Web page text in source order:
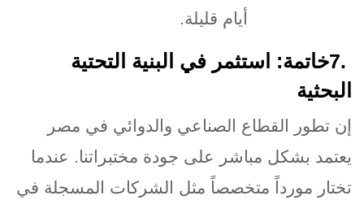
أيام قليلة.
7.خاتمة: استثمر في البنية التحتية
البحثية
إن تطور القطاع الصناعي والدوائي في مصر
يعتمد بشكل مباشر على جودة مختبراتنا. عندما
تختار مورداً متخصصاً مثل الشركات المسجلة في